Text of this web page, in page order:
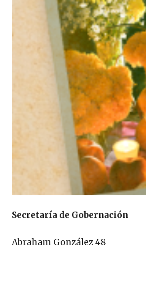
Secretaría de Gobernación
Abraham González 48